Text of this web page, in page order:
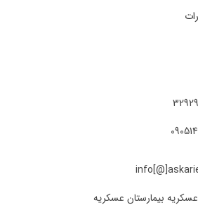
32929
بیمارستان عسکریه